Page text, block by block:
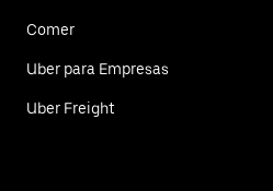
Comer
Uber para Empresas
Uber Freight